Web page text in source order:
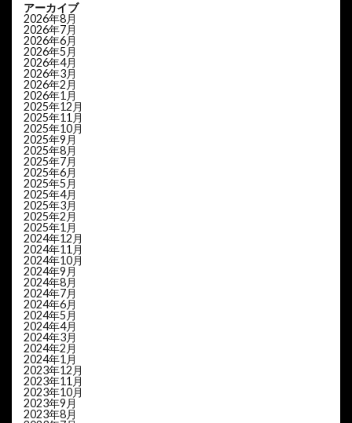
アーカイブ
2026年8月
2026年7月
2026年6月
2026年5月
2026年4月
2026年3月
2026年2月
2026年1月
2025年12月
2025年11月
2025年10月
2025年9月
2025年8月
2025年7月
2025年6月
2025年5月
2025年4月
2025年3月
2025年2月
2025年1月
2024年12月
2024年11月
2024年10月
2024年9月
2024年8月
2024年7月
2024年6月
2024年5月
2024年4月
2024年3月
2024年2月
2024年1月
2023年12月
2023年11月
2023年10月
2023年9月
2023年8月